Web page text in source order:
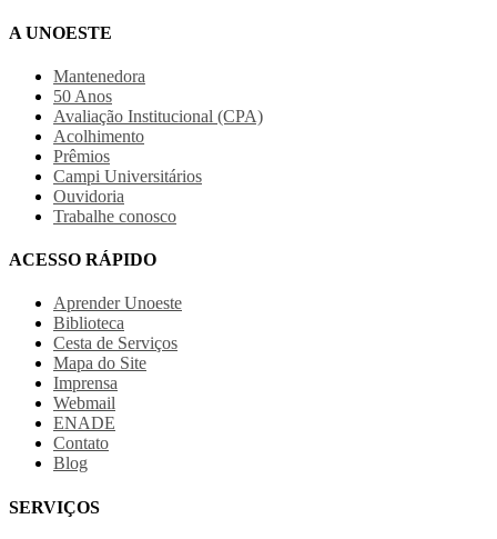
A UNOESTE
Mantenedora
50 Anos
Avaliação Institucional (CPA)
Acolhimento
Prêmios
Campi Universitários
Ouvidoria
Trabalhe conosco
ACESSO RÁPIDO
Aprender Unoeste
Biblioteca
Cesta de Serviços
Mapa do Site
Imprensa
Webmail
ENADE
Contato
Blog
SERVIÇOS